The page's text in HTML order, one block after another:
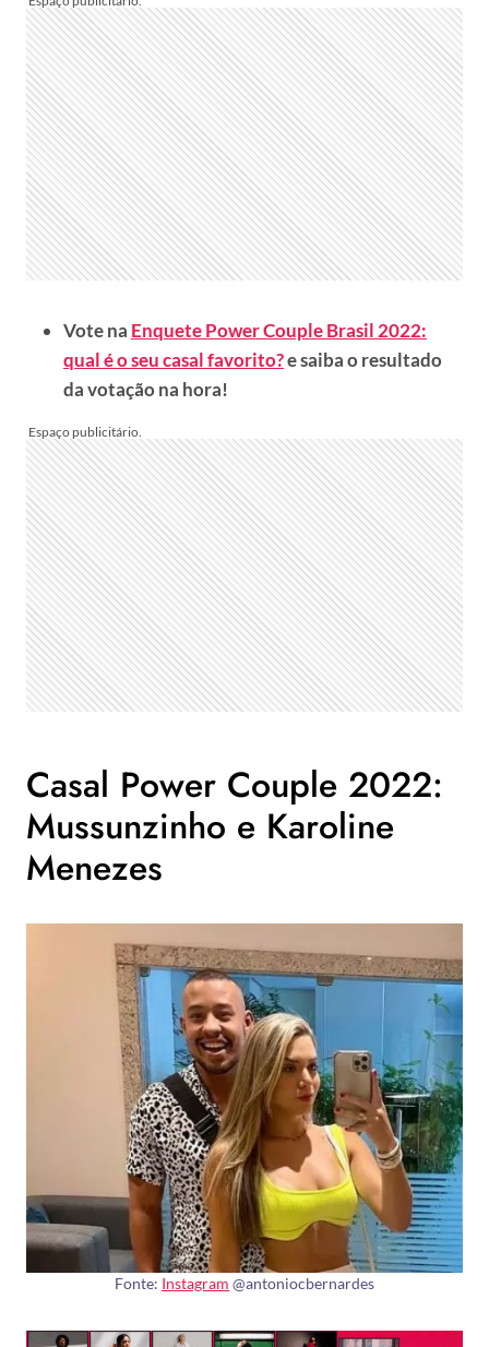
Vote na Enquete Power Couple Brasil 2022:
qual é o seu casal favorito?e saiba o resultado
da votação na hora!
Casal Power Couple 2022:
Mussunzinho e Karoline
Menezes
Fonte: Instagram @antoniocbernardes